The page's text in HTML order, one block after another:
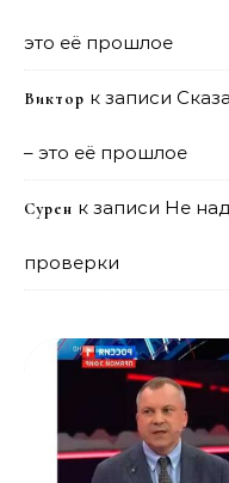
это её прошлое
Виктор к записи
– это её прошлое
Сурен к записи Не
проверки